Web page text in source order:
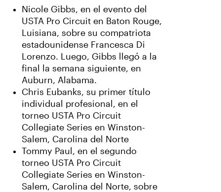
Nicole Gibbs, en el evento del
USTA Pro Circuit en Baton Rouge,
Luisiana, sobre su compatriota
estadounidense Francesca Di
Lorenzo. Luego, Gibbs llegó a la
final la semana siguiente, en
Auburn, Alabama.
Chris Eubanks, su primer título
individual profesional, en el
torneo USTA Pro Circuit
Collegiate Series en Winston-
Salem, Carolina del Norte
Tommy Paul, en el segundo
torneo USTA Pro Circuit
Collegiate Series en Winston-
Salem, Carolina del Norte, sobre